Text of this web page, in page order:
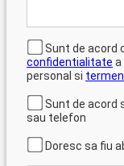
Sunt de acord
confidentialitate a
personal si
Sunt de acord
sau telefon
Doresc sa fiu